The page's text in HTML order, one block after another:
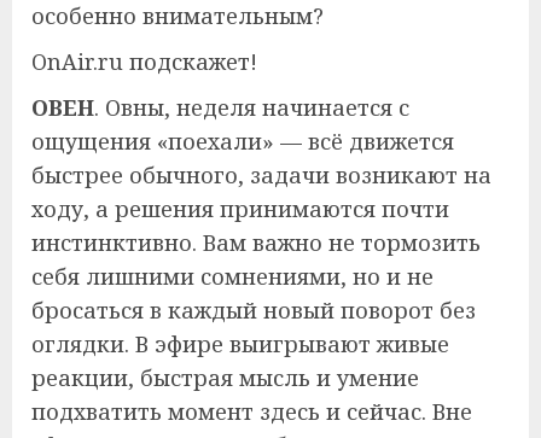
особенно внимательным?
OnAir.ru подскажет!
ОВЕН. Овны, неделя начинается с
ощущения «поехали» — всё движется
быстрее обычного, задачи возникают на
ходу, а решения принимаются почти
инстинктивно. Вам важно не тормозить
себя лишними сомнениями, но и не
бросаться в каждый новый поворот без
оглядки. В эфире выигрывают живые
реакции, быстрая мысль и умение
подхватить момент здесь и сейчас. Вне